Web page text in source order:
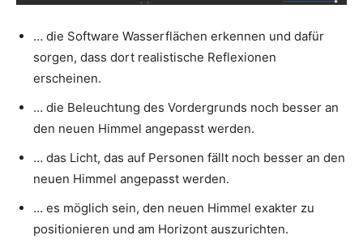
… die Software Wasserflächen erkennen und dafür
sorgen, dass dort realistische Reflexionen
erscheinen.
… die Beleuchtung des Vordergrunds noch besser an
den neuen Himmel angepasst werden.
… das Licht, das auf Personen fällt noch besser an den
neuen Himmel angepasst werden.
… es möglich sein, den neuen Himmel exakter zu
positionieren und am Horizont auszurichten.